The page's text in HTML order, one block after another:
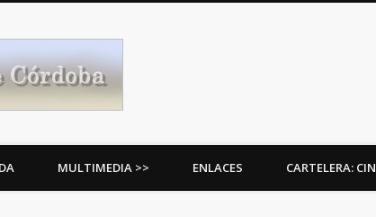
MULTIMEDIA >> ENLACES CARTELERA: